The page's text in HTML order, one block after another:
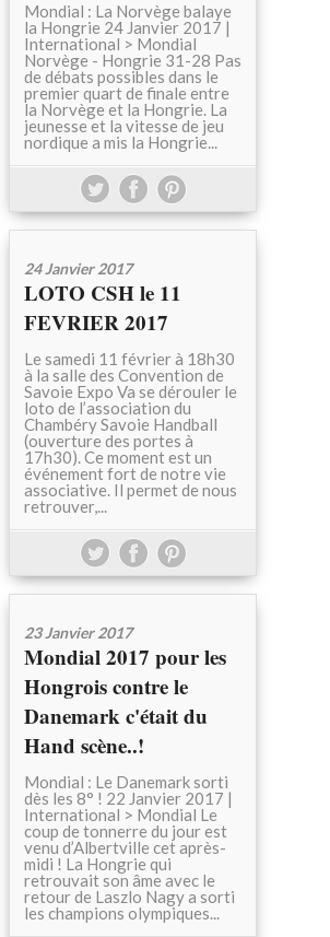
Mondial : La Norvège balaye
la Hongrie 24 Janvier 2017 |
International > Mondial
Norvège - Hongrie 31-28 Pas
de débats possibles dans le
premier quart de finale entre
la Norvège et la Hongrie. La
jeunesse et la vitesse de jeu
nordique a mis la Hongrie...
24 Janvier 2017
LOTO CSH le 11
FEVRIER 2017
Le samedi 11 février à 18h30
à la salle des Convention de
Savoie Expo Va se dérouler le
loto de l’association du
Chambéry Savoie Handball
(ouverture des portes à
17h30). Ce moment est un
événement fort de notre vie
associative. Il permet de nous
retrouver,...
23 Janvier 2017
Mondial 2017 pour les
Hongrois contre le
Danemark c'était du
Hand scène..!
Mondial : Le Danemark sorti
dès les 8° ! 22 Janvier 2017 |
International > Mondial Le
coup de tonnerre du jour est
venu d’Albertville cet après-
midi ! La Hongrie qui
retrouvait son âme avec le
retour de Laszlo Nagy a sorti
les champions olympiques...